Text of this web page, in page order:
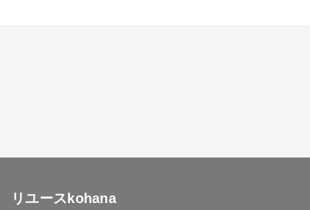
リユースkohana